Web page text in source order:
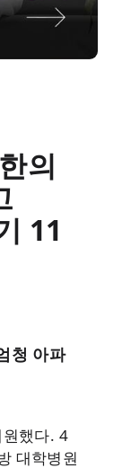
의
11
청 아파
했다. 4
대학병원